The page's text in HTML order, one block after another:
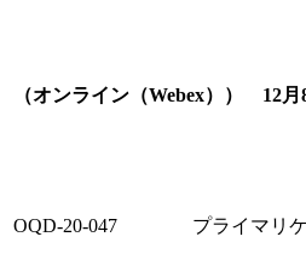
（オンライン（Webex）） 12
OQD-20-047 プライマリ